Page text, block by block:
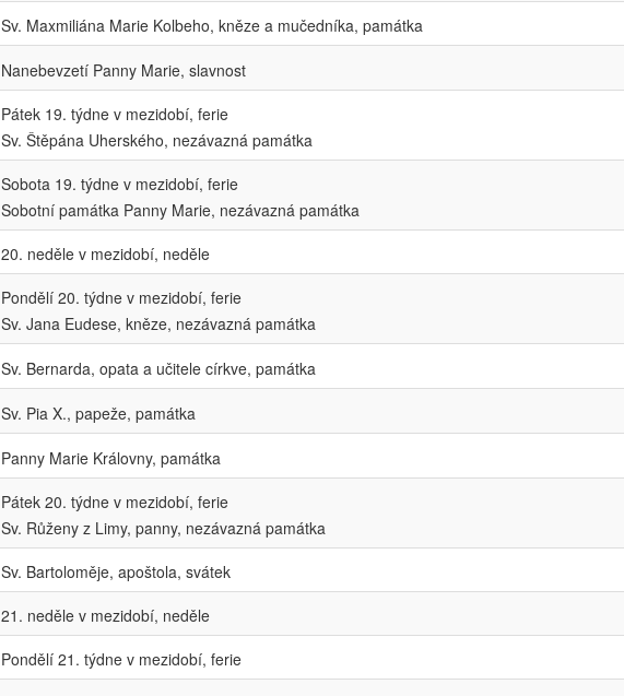
Sv. Maxmiliána Marie Kolbeho, kněze a mučedníka, památka
Nanebevzetí Panny Marie, slavnost
Pátek 19. týdne v mezidobí, ferie
Sv. Štěpána Uherského, nezávazná památka
Sobota 19. týdne v mezidobí, ferie
Sobotní památka Panny Marie, nezávazná památka
20. neděle v mezidobí, neděle
Pondělí 20. týdne v mezidobí, ferie
Sv. Jana Eudese, kněze, nezávazná památka
Sv. Bernarda, opata a učitele církve, památka
Sv. Pia X., papeže, památka
Panny Marie Královny, památka
Pátek 20. týdne v mezidobí, ferie
Sv. Růženy z Limy, panny, nezávazná památka
Sv. Bartoloměje, apoštola, svátek
21. neděle v mezidobí, neděle
Pondělí 21. týdne v mezidobí, ferie